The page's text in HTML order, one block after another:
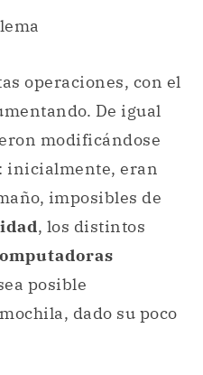
operaciones, con el
De igual
modificándose
inicialmente, eran
imposibles de
, los distintos
posible
dado su poco